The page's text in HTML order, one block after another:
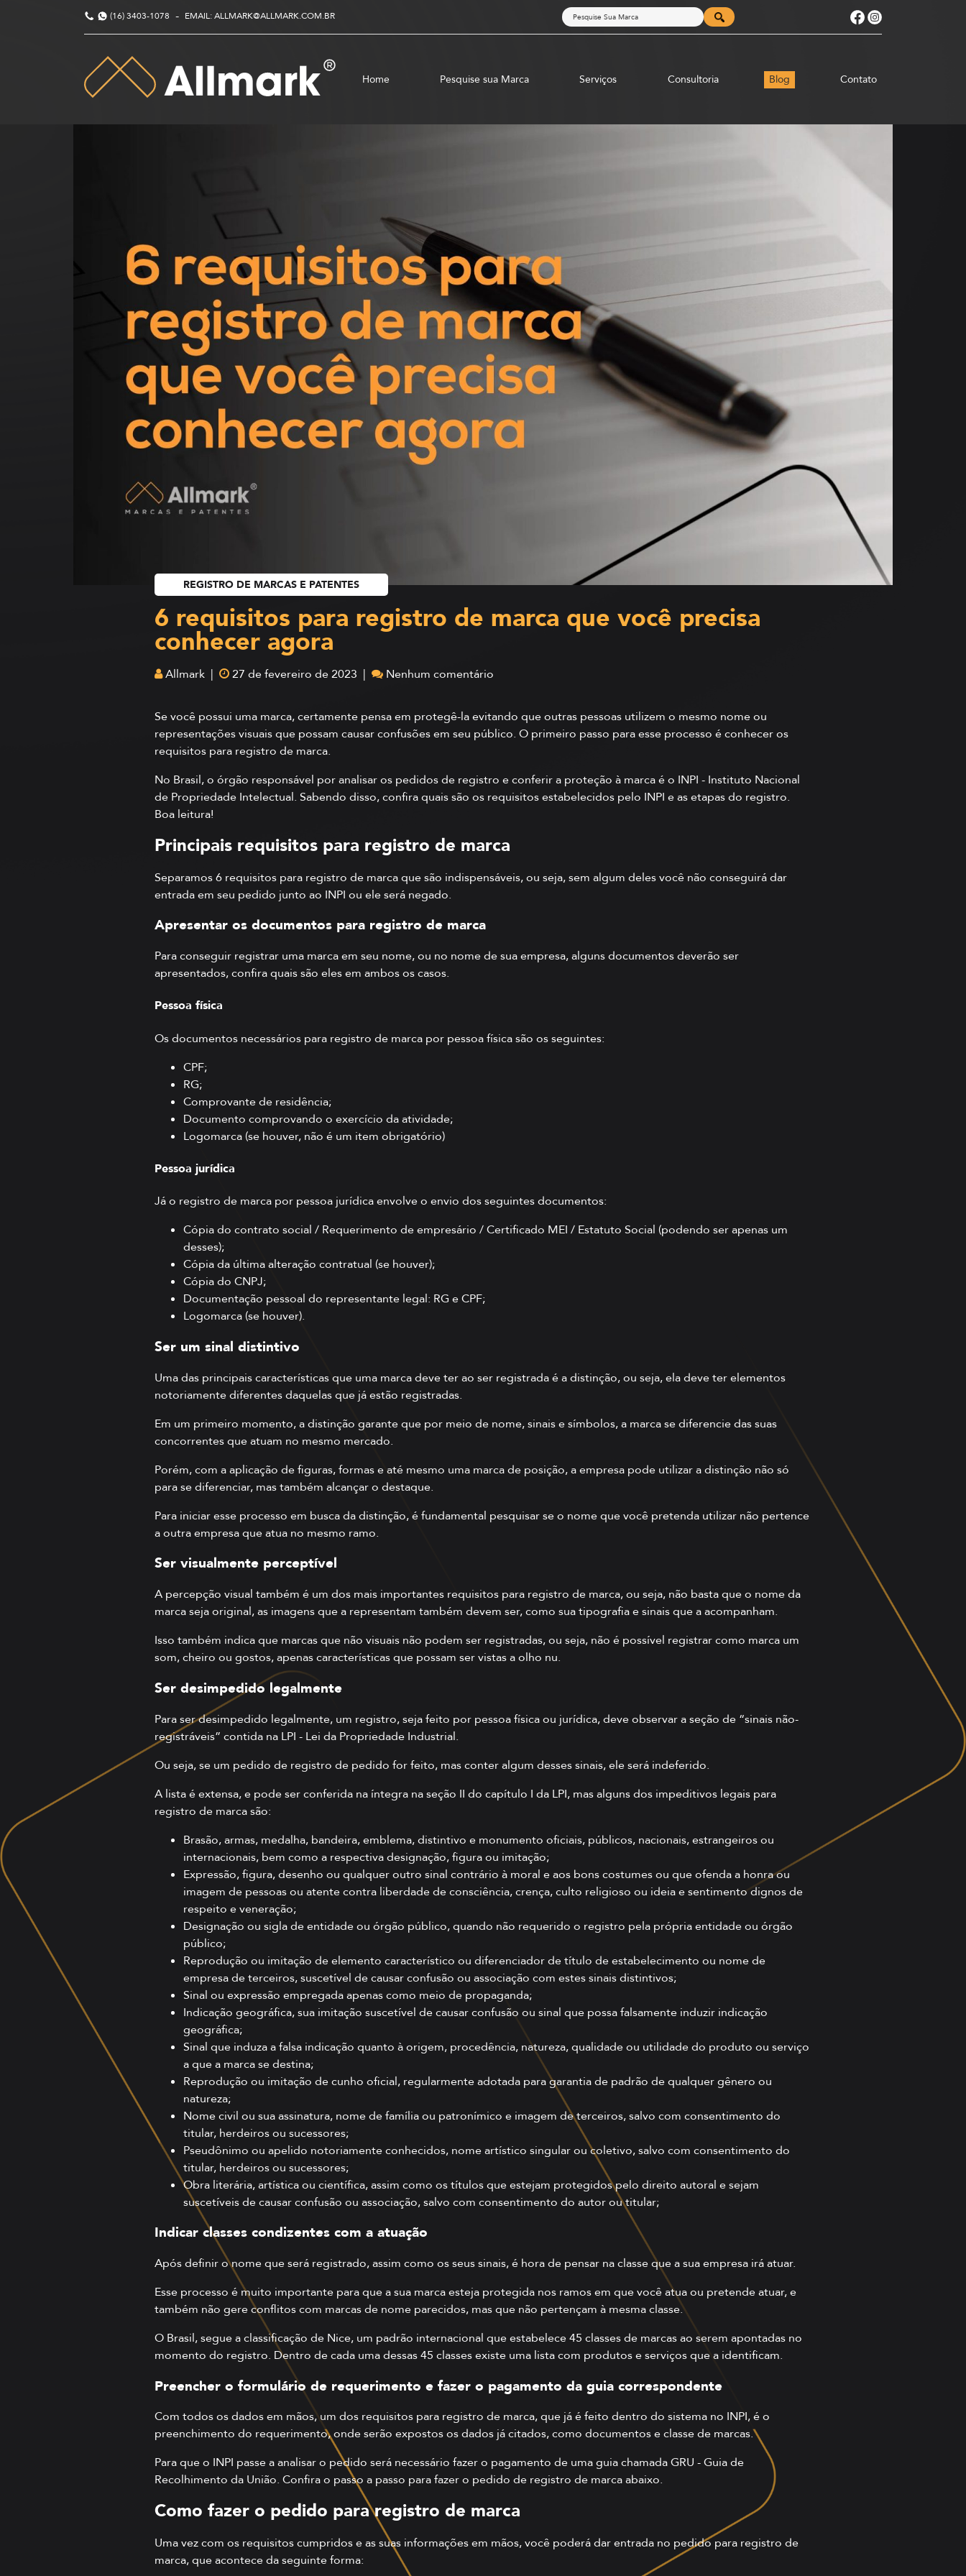
(16) 3403-1078 - EMAIL: ALLMARK@ALLMARK.COM.BR
Home Pesquise sua Marca Serviços Consultoria Blog Contato
REGISTRO DE MARCAS E PATENTES
6 requisitos para registro de marca que você precisa
conhecer agora
Allmark | 27 de fevereiro de 2023 | Nenhum comentário
Se você possui uma marca, certamente pensa em protegê-la evitando que outras pessoas utilizem o mesmo nome ou
representações visuais que possam causar confusões em seu público. O primeiro passo para esse processo é conhecer os
requisitos para registro de marca.
No Brasil, o órgão responsável por analisar os pedidos de registro e conferir a proteção à marca é o INPI - Instituto Nacional
de Propriedade Intelectual. Sabendo disso, confira quais são os requisitos estabelecidos pelo INPI e as etapas do registro.
Boa leitura!
Principais requisitos para registro de marca
Separamos 6 requisitos para registro de marca que são indispensáveis, ou seja, sem algum deles você não conseguirá dar
entrada em seu pedido junto ao INPI ou ele será negado.
Apresentar os documentos para registro de marca
Para conseguir registrar uma marca em seu nome, ou no nome de sua empresa, alguns documentos deverão ser
apresentados, confira quais são eles em ambos os casos.
Pessoa física
Os documentos necessários para registro de marca por pessoa física são os seguintes:
CPF;
RG;
Comprovante de residência;
Documento comprovando o exercício da atividade;
Logomarca (se houver, não é um item obrigatório)
Pessoa jurídica
Já o registro de marca por pessoa jurídica envolve o envio dos seguintes documentos:
Cópia do contrato social / Requerimento de empresário / Certificado MEI / Estatuto Social (podendo ser apenas um
desses);
Cópia da última alteração contratual (se houver);
Cópia do CNPJ;
Documentação pessoal do representante legal: RG e CPF;
Logomarca (se houver).
Ser um sinal distintivo
Uma das principais características que uma marca deve ter ao ser registrada é a distinção, ou seja, ela deve ter elementos
notoriamente diferentes daquelas que já estão registradas.
Em um primeiro momento, a distinção garante que por meio de nome, sinais e símbolos, a marca se diferencie das suas
concorrentes que atuam no mesmo mercado.
Porém, com a aplicação de figuras, formas e até mesmo uma marca de posição, a empresa pode utilizar a distinção não só
para se diferenciar, mas também alcançar o destaque.
Para iniciar esse processo em busca da distinção, é fundamental pesquisar se o nome que você pretenda utilizarnão pertence
a outra empresa que atua no mesmo ramo.
Ser visualmente perceptível
A percepção visual também é um dos mais importantes requisitos para registro de marca, ou seja, não basta que o nome da
marca seja original, as imagens que a representam também devem ser, como sua tipografia e sinais que a acompanham.
Isso também indica que marcas que não visuais não podem ser registradas, ou seja, não é possível registrar como marca um
som, cheiro ou gostos, apenas características que possam ser vistas a olho nu.
Ser desimpedido legalmente
Para ser desimpedido legalmente, um registro, seja feito por pessoa física ou jurídica, deve observar a seção de “sinais não-
registráveis” contida na LPI - Lei da Propriedade Industrial.
Ou seja, se um pedido de registro de pedido for feito, mas conter algum desses sinais, ele será indeferido.
A lista é extensa, e pode ser conferida na íntegra na seção II do capítulo I da LPI, mas alguns dos impeditivos legais para
registro de marca são:
Brasão, armas, medalha, bandeira, emblema, distintivo e monumento oficiais, públicos, nacionais, estrangeiros ou
internacionais, bem como a respectiva designação, figura ou imitação;
Expressão, figura, desenho ou qualquer outro sinal contrário à moral e aos bons costumes ou que ofenda a honra ou
imagem de pessoas ou atente contra liberdade de consciência, crença, culto religioso ou ideia e sentimento dignos de
respeito e veneração;
Designação ou sigla de entidade ou órgão público, quando não requerido o registro pela própria entidade ou órgão
público;
Reprodução ou imitação de elemento característico ou diferenciador de título de estabelecimento ou nome de
empresa de terceiros, suscetível de causar confusão ou associação com estes sinais distintivos;
Sinal ou expressão empregada apenas como meio de propaganda;
Indicação geográfica, sua imitação suscetível de causar confusão ou sinal que possa falsamente induzir indicação
geográfica;
Sinal que induza a falsa indicação quanto à origem, procedência, natureza, qualidade ou utilidade do produto ou serviço
a que a marca se destina;
Reprodução ou imitação de cunho oficial, regularmente adotada para garantia de padrão de qualquer gênero ou
natureza;
Nome civil ou sua assinatura, nome de família ou patronímico e imagem de terceiros, salvo com consentimento do
titular, herdeiros ou sucessores;
Pseudônimo ou apelido notoriamente conhecidos, nome artístico singular ou coletivo, salvo com consentimento do
titular, herdeiros ou sucessores;
Obra literária, artística ou científica, assim como os títulos que estejam protegidos pelo direito autoral e sejam
suscetíveis de causar confusão ou associação, salvo com consentimento do autor ou titular;
Indicar classes condizentes com a atuação
Após definir o nome que será registrado, assim como os seus sinais, é hora de pensar na classeque a sua empresa irá atuar.
Esse processo é muito importante para que a sua marca esteja protegida nos ramos em que você atua ou pretende atuar, e
também não gere conflitos com marcas de nome parecidos, mas que não pertençam à mesma classe.
O Brasil, segue a classificação de Nice, um padrão internacional que estabelece 45 classes de marcas ao serem apontadas no
momento do registro. Dentro de cada uma dessas 45 classes existe uma lista com produtos e serviços que a identificam.
Preencher o formulário de requerimento e fazer o pagamento da guia correspondente
Com todos os dados em mãos, um dos requisitos para registro de marca, que já é feito dentro do sistema no INPI, é o
preenchimento do requerimento, onde serão expostos os dados já citados, como documentos e classe de marcas.
Para que o INPI passe a analisar o pedido será necessário fazer o pagamento de uma guia chamada GRU - Guia de
Recolhimento da União. Confira o passo a passo para fazer o pedido de registro de marca abaixo.
Como fazer o pedido para registro de marca
Uma vez com os requisitos cumpridos e as suas informações em mãos, você poderá dar entrada no pedido para registro de
marca, que acontece da seguinte forma: